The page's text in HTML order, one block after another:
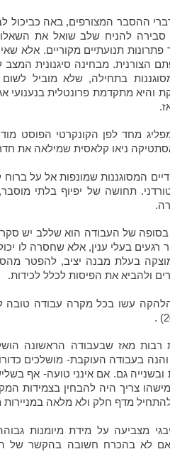
ההסבר המצורפים, באה כביכול
סבירה להניח שלב שואל את
פתרונות תנועתיים מקוריים. אלא
הצורנית. מבחינה סיגנונית
בתחילה, שלא מוביל
והיא מתקדמת פרונטלית בנענועי
מחד לפן הקונקרטי הפוסט
ניאו קלאסית שמילאה את
המסוגננות שמונפות אל על
תחושה של יפיוף בלתי
של העבודה הוא שללב יש
רגעים בעלי ענין, אלא שחסרה לו
בעלת מבנה יציב, להפטר
ולהביא את הפיסות לכלל לכידות.
עשו בכל מקרה עבודה טובה
רבות מאז שבעבודה הראשונה
בעבודה העוקבת- מושלכים
ובשנייה גם. אם אינני טועה- אף
צריך היה להבחין בצמידות
להתחיל מדף חלק ולא מלאה במניירות
מצביעה על מידת מיומנות
אם לא בהכרח חשובה בהקשר של